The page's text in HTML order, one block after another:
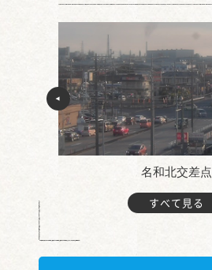
名和北交差点
すべて見る